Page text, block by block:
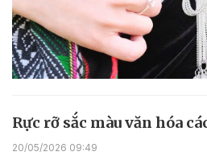
Rực rỡ sắc màu văn hóa
20/05/2026 09:49